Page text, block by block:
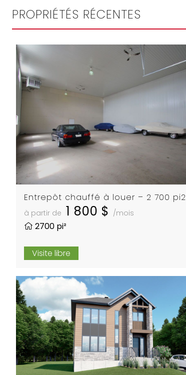
PROPRIÉTÉS RÉCENTES
Entrepôt chauffé à louer – 2 700 pi2
à partir de 1 800 $ /mois
2700 pi²
Visite libre